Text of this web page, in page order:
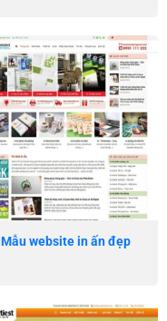
Mẫu website in ấn đẹp